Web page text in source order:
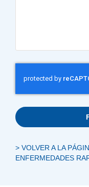
> VOLVER A LA
ENFERMEDADES